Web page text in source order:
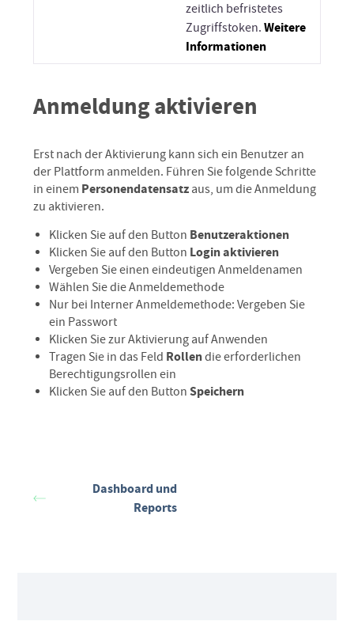
zeitlich befristetes
Zugriffstoken. Weitere
Informationen
Anmeldung aktivieren
Erst nach der Aktivierung kann sich ein Benutzer an
der Plattform anmelden. Führen Sie folgende Schritte
in einem Personendatensatzaus, um die Anmeldung
zu aktivieren.
Klicken Sie auf den Button Benutzeraktionen
Klicken Sie auf den Button Login aktivieren
Vergeben Sie einen eindeutigen Anmeldenamen
Wählen Sie die Anmeldemethode
Nur bei Interner Anmeldemethode: Vergeben Sie
ein Passwort
Klicken Sie zur Aktivierung auf Anwenden
Tragen Sie in das Feld Rollendie erforderlichen
Berechtigungsrollen ein
Klicken Sie auf den Button Speichern
Dashboard und
Reports